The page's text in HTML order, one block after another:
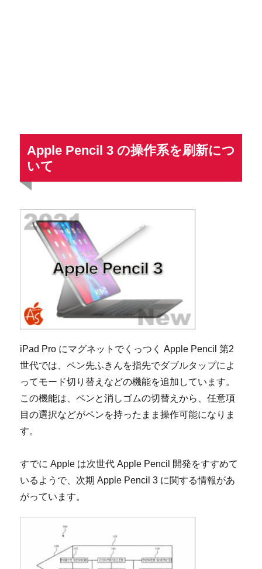
Apple Pencil 3 の操作系を刷新につ
いて
iPad Pro にマグネットでくっつく Apple Pencil 第2
世代では、ペン先ふきんを指先でダブルタップによ
ってモード切り替えなどの機能を追加しています。
この機能は、ペンと消しゴムの切替えから、任意項
目の選択などがペンを持ったまま操作可能になりま
す。
すでに Apple は次世代 Apple Pencil 開発をすすめて
いるようで、次期 Apple Pencil 3 に関する情報があ
がっています。